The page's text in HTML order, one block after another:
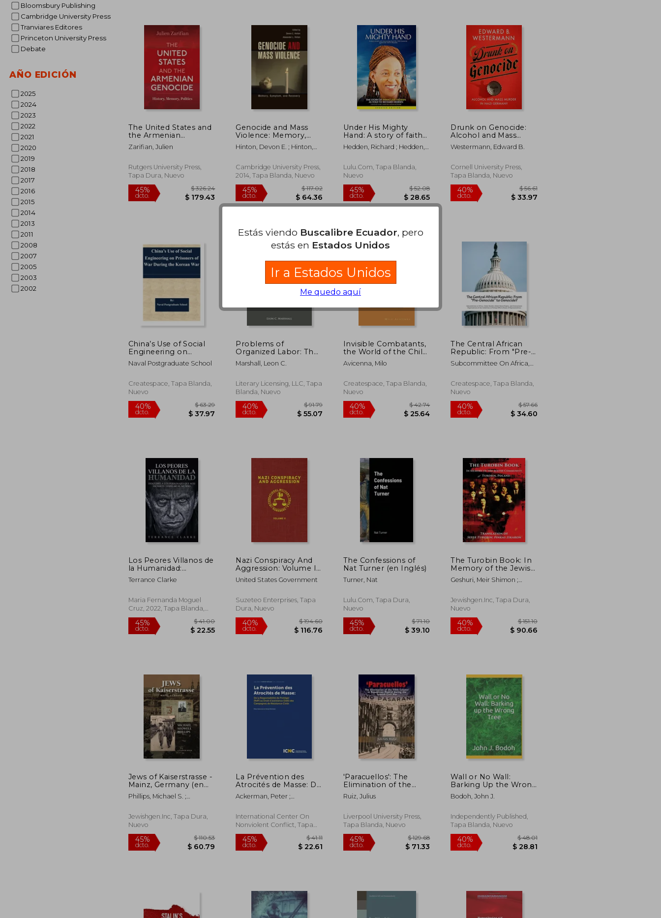
Bloomsbury Publishing
Cambridge University Press
Tranviares Editores
Princeton University Press
Debate
AÑO EDICIÓN
2025
2024
2023
2022
2021
2020
2019
2018
2017
2016
2015
2014
2013
2011
2008
2007
2005
2003
2002
45%
dcto. $ 57.93
45%
dcto.
$ 169.39
$ 93.16
45%
dcto.
The United States and
the Armenian
Genocide: History,
Memory, Politics (en
Zarifian, Julien
Rutgers University Press,
Tapa Dura, Nuevo
45%
dcto. $ 179.43
Genocide and Mass
Violence: Memory,
Symptom, and
Recovery (en Inglés)
Hinton, Devon E. ; Hinton,
Cambridge University Press,
2014, Tapa Blanda, Nuevo
$ 64.36
Under His Mighty
Hand: A story of faith
and overcoming from
the 1994 Genocide
Rwanda (en Inglés)
Hedden, Richard ; Hedden,
Lulu.com, Tapa Blanda,
Nuevo
dcto.
$ 52.08
$ 28.65
Drunk on Genocide:
Alcohol and Mass
Murder in Nazi
Germany
Cornell Studies in
Military History) (en
Westermann, Edward B.
Cornell University Press,
Tapa Blanda, Nuevo
40%
dcto.
China’s Use of Social
Engineering on
Prisoners of War
During the Korean
Naval Postgraduate School
Createspace, Tapa Blanda,
Nuevo
40%
Problems of
Organized Labor: The
Annals of the
American Academy of
Science, V184, March,
1936 (en Inglés)
Marshall, Leon C.
Literary Licensing, LLC, Tapa
Blanda, Nuevo
40%
Invisible Combatants,
the World of the Child
Soldier (en Inglés)
Avicenna, Milo
Createspace, Tapa Blanda,
Nuevo
40% $ 42.74
The Central African
Republic: From "Pre-
Genocide" to
Genocide? (en Inglés)
Subcommittee On Africa,
Createspace, Tapa Blanda,
Nuevo
40%
Los Peores Villanos de
la Humanidad:
Descubre a los
Personajes que más
Mundo
Terrance Clarke
Maria Fernanda Moguel
Cruz, 2022, Tapa Blanda,
Nuevo
45%
dcto.
$ 41.00
$ 22.55
Nazi Conspiracy And
Aggression: Volume II
(The Red Series) (en
Inglés)
United States Government
Suzeteo Enterprises, Tapa
Dura, Nuevo
40%
dcto.
$ 194.60
$ 116.76
The Confessions of
Nat Turner (en Inglés)
Turner, Nat
Lulu.com, Tapa Dura,
Nuevo
45% $ 71.10
$ 39.10
The Turobin Book: In
Memory of the Jewish
community:
Translation of Sefer
zikaron (en Inglés)
Geshuri, Meir Shimon ;
Jewishgen.Inc, Tapa Dura,
Nuevo
40%
Jews of Kaiserstrasse -
Mainz, Germany (en
Inglés)
Phillips, Michael S. ;
Jewishgen.Inc, Tapa Dura,
Nuevo
La Prévention des
Atrocités de Masse: De
la Responsabilité de
Protéger (RdP) au
(DdA) des Campagnes
de Résistance Civile
Ackerman, Peter ;
International Center On
Nonviolent Conflict, Tapa
Blanda, Nuevo
'Paracuellos': The
Elimination of the
'Fifth Column' in
Republican Madrid
Civil War (en Inglés)
Ruiz, Julius
Liverpool University Press,
Tapa Blanda, Nuevo
Wall or No Wall:
Barking Up the Wrong
Tree (en Inglés)
Bodoh, John J.
Independently Published,
Tapa Blanda, Nuevo
Estás viendo Buscalibre Ecuador, pero
estás en Estados Unidos
Ir a Estados Unidos
Me quedo aquí